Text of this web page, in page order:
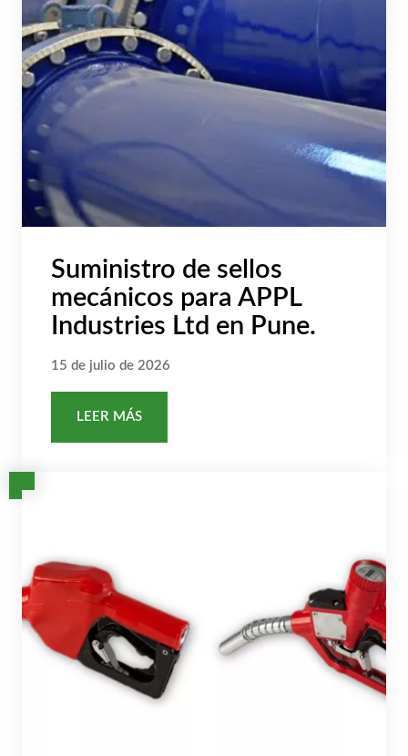
Suministro de sellos
mecánicos para APPL
Industries Ltd en Pune.
15 de julio de 2026
LEER MÁS